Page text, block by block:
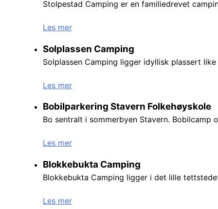
Stolpestad Camping er en familiedrevet
Les mer
Solplassen Camping
Solplassen Camping ligger idyllisk plassert
Les mer
Bobilparkering Stavern Folkehøyskole
Bo sentralt i sommerbyen Stavern.
Les mer
Blokkebukta Camping
Blokkebukta Camping ligger i det lille
Les mer